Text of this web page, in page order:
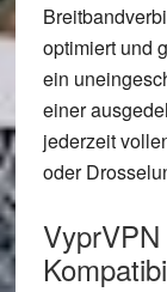
optimiert und
ein
einer
jederzeit
oder